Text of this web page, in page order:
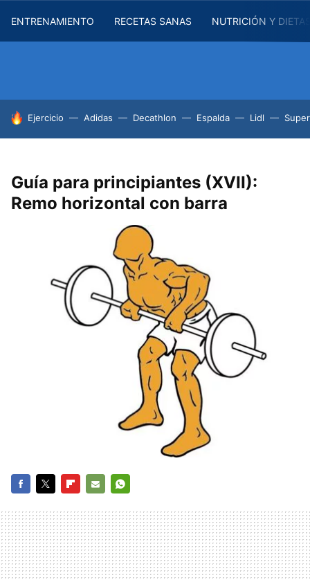
ENTRENAMIENTO RECETAS SANAS NUTRICIÓN Y
HOY SE HABLA DE
Ejercicio Adidas Decathlon Espalda Lidl
Guía para principiantes (XVII):
Remo horizontal con barra
MAIL